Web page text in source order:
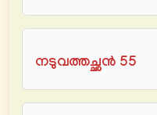
നടുവത്തച്ഛൻ 55